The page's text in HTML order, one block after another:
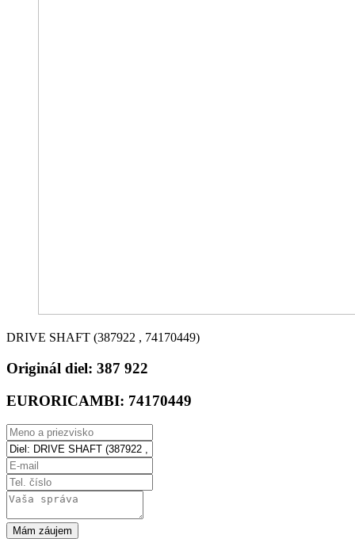
DRIVE SHAFT (387922 , 74170449)
Originál diel: 387 922
EURORICAMBI: 74170449
Mám záujem